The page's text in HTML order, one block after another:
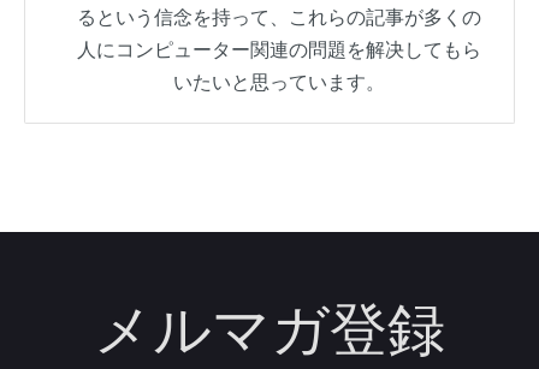
るという信念を持って、これらの記事が多くの
人にコンピューター関連の問題を解决してもら
いたいと思っています。
メルマガ登録